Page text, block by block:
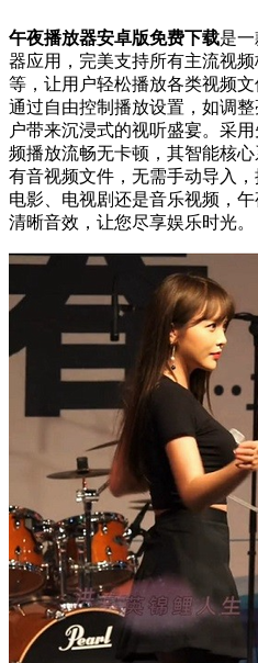
午夜播放器安卓版免费下载是
器应用，完美支持所有主流视
等，让用户轻松播放各类视频
通过自由控制播放设置，如调
户带来沉浸式的视听盛宴。采
频播放流畅无卡顿，其智能核
有音视频文件，无需手动导入
电影、电视剧还是音乐视频，
清晰音效，让您尽享娱乐时光。